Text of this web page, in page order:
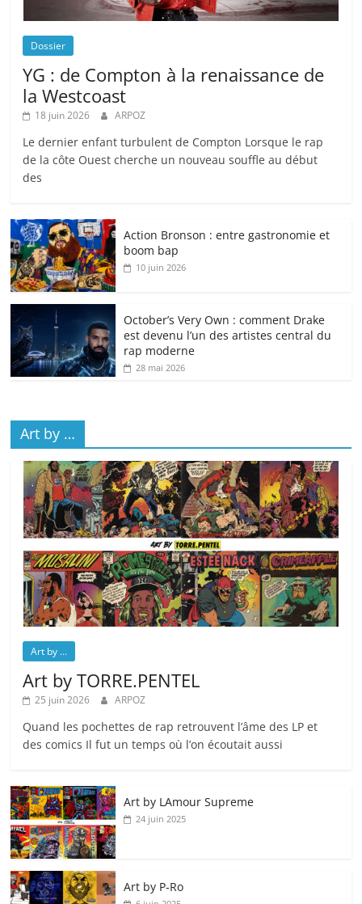
Dossier
YG : de Compton à la renaissance de
la Westcoast
18 juin 2026 ARPOZ
Le dernier enfant turbulent de Compton Lorsque le rap
de la côte Ouest cherche un nouveau souffle au début
des
Action Bronson : entre gastronomie et
boom bap
10 juin 2026
October’s Very Own : comment Drake
est devenu l’un des artistes central du
rap moderne
28 mai 2026
Art by …
Art by ...
Art by TORRE.PENTEL
25 juin 2026 ARPOZ
Quand les pochettes de rap retrouvent l’âme des LP et
des comics Il fut un temps où l’on écoutait aussi
Art by LAmour Supreme
24 juin 2025
Art by P‑Ro